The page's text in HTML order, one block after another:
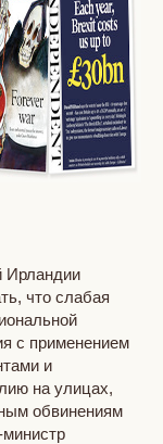
Ирландии
что слабая
с применением
и
на улицах,
обвинениям